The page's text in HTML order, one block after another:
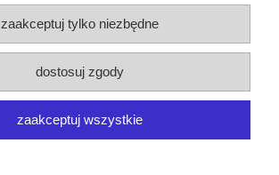
Pomoc
Moje konto
Informacje
zaakceptuj tylko niezbędne
dostosuj zgody
zaakceptuj wszystkie